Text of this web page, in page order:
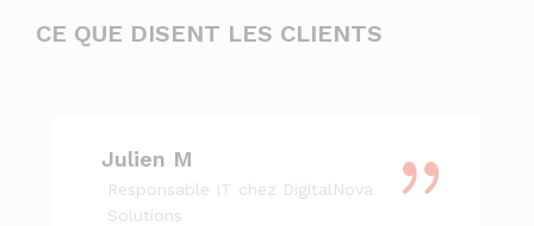
CE QUE DISENT LES CLIENTS
Julien M
Responsable IT chez DigitalNova
Solutions